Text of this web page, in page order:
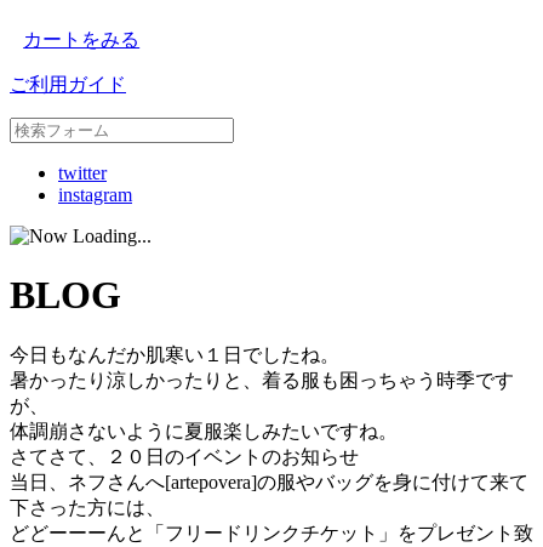
カートをみる
ご利用ガイド
twitter
instagram
BLOG
今日もなんだか肌寒い１日でしたね。
暑かったり涼しかったりと、着る服も困っちゃう時季です
が、
体調崩さないように夏服楽しみたいですね。
さてさて、２０日のイベントのお知らせ
当日、ネフさんへ[artepovera]の服やバッグを身に付けて来て
下さった方には、
どどーーーんと「フリードリンクチケット」をプレゼント致